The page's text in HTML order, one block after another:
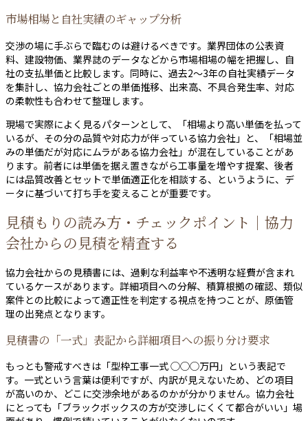
市場相場と自社実績のギャップ分析
交渉の場に手ぶらで臨むのは避けるべきです。業界団体の公表資
料、建設物価、業界誌のデータなどから市場相場の幅を把握し、自
社の支払単価と比較します。同時に、過去2〜3年の自社実績データ
を集計し、協力会社ごとの単価推移、出来高、不具合発生率、対応
の柔軟性も合わせて整理します。
現場で実際によく見るパターンとして、「相場より高い単価を払って
いるが、その分の品質や対応力が伴っている協力会社」と、「相場並
みの単価だが対応にムラがある協力会社」が混在していることがあ
ります。前者には単価を据え置きながら工事量を増やす提案、後者
には品質改善とセットで単価適正化を相談する、というように、デ
ータに基づいて打ち手を変えることが重要です。
見積もりの読み方・チェックポイント｜協力
会社からの見積を精査する
協力会社からの見積書には、過剰な利益率や不透明な経費が含まれ
ているケースがあります。詳細項目への分解、積算根拠の確認、類似
案件との比較によって適正性を判定する視点を持つことが、原価管
理の出発点となります。
見積書の「一式」表記から詳細項目への振り分け要求
もっとも警戒すべきは「型枠工事一式 ◯◯◯万円」という表記で
す。一式という言葉は便利ですが、内訳が見えないため、どの項目
が高いのか、どこに交渉余地があるのかが分かりません。協力会社
にとっても「ブラックボックスの方が交渉しにくくて都合がいい」場